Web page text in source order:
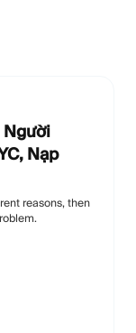
Người
Nạp
reasons, then